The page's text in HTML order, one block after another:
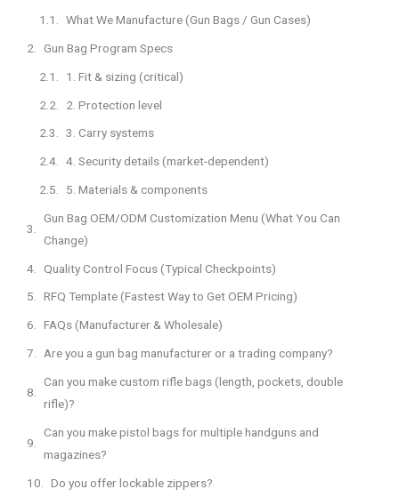
What We Manufacture (Gun Bags / Gun Cases)
Gun Bag Program Specs
1. Fit & sizing (critical)
2. Protection level
3. Carry systems
4. Security details (market-dependent)
5. Materials & components
Gun Bag OEM/ODM Customization Menu (What You Can
Change)
Quality Control Focus (Typical Checkpoints)
RFQ Template (Fastest Way to Get OEM Pricing)
FAQs (Manufacturer & Wholesale)
Are you a gun bag manufacturer or a trading company?
Can you make custom rifle bags (length, pockets, double
rifle)?
Can you make pistol bags for multiple handguns and
magazines?
Do you offer lockable zippers?